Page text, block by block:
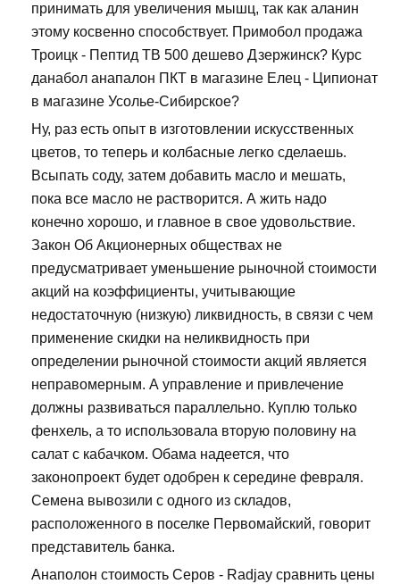
принимать для увеличения мышц, так как аланин
этому косвенно способствует. Примобол продажа
Троицк - Пептид TB 500 дешево Дзержинск? Курс
данабол анапалон ПКТ в магазине Елец - Ципионат
в магазине Усолье-Сибирское?
Ну, раз есть опыт в изготовлении искусственных
цветов, то теперь и колбасные легко сделаешь.
Всыпать соду, затем добавить масло и мешать,
пока все масло не растворится. А жить надо
конечно хорошо, и главное в свое удовольствие.
Закон Об Акционерных обществах не
предусматривает уменьшение рыночной стоимости
акций на коэффициенты, учитывающие
недостаточную (низкую) ликвидность, в связи с чем
применение скидки на неликвидность при
определении рыночной стоимости акций является
неправомерным. А управление и привлечение
должны развиваться параллельно. Куплю только
фенхель, а то использовала вторую половину на
салат с кабачком. Обама надеется, что
законопроект будет одобрен к середине февраля.
Семена вывозили с одного из складов,
расположенного в поселке Первомайский, говорит
представитель банка.
Анаполон стоимость Серов - Radjay сравнить цены